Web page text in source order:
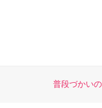
普段づかい